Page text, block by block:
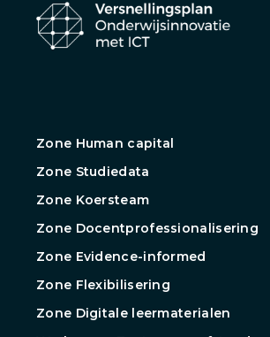
Zone Human capital
Zone Studiedata
Zone Koersteam
Zone Docentprofessionalisering
Zone Evidence-informed
Zone Flexibilisering
Zone Digitale leermaterialen